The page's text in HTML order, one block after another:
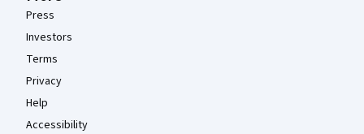
Press
Investors
Terms
Privacy
Help
Accessibility